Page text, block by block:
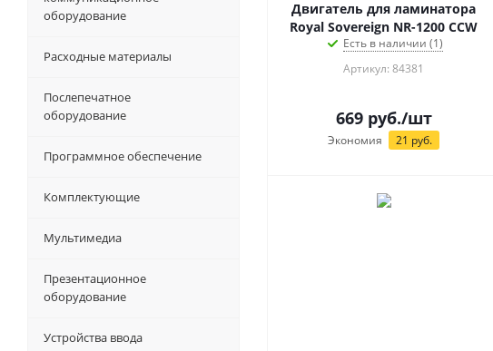
Двигатель для ламинатора
Royal Sovereign NR-1200 CСW
Есть в наличии (1)
Артикул: 84381
669руб./шт
Экономия 21 руб.
оборудование
Расходные материалы
Послепечатное
оборудование
Программное обеспечение
Комплектующие
Мультимедиа
Презентационное
оборудование
Устройства ввода